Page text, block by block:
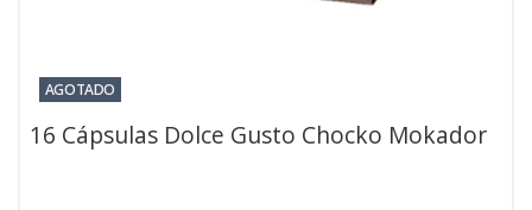
AGOTADO
16 Cápsulas Dolce Gusto Chocko Mokador